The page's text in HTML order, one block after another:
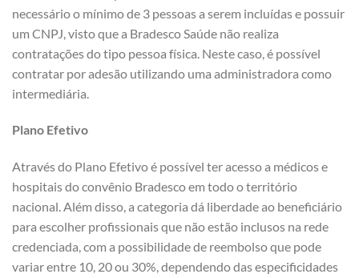
necessário o mínimo de 3 pessoas a serem incluídas e possuir
um CNPJ, visto que a Bradesco Saúde não realiza
contratações do tipo pessoa física. Neste caso, é possível
contratar por adesão utilizando uma administradora como
intermediária.
Plano Efetivo
Através do Plano Efetivo é possível ter acesso a médicos e
hospitais do convênio Bradesco em todo o território
nacional. Além disso, a categoria dá liberdade ao beneficiário
para escolher profissionais que não estão inclusos na rede
credenciada, com a possibilidade de reembolso que pode
variar entre 10, 20 ou 30%, dependendo das especificidades